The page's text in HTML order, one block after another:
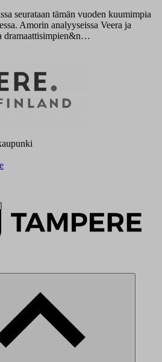
seurataan tämän vuoden kuumimpia
Amorin analyyseissa Veera ja
dramaattisimpien&n…